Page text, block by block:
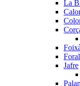
La
Jafre